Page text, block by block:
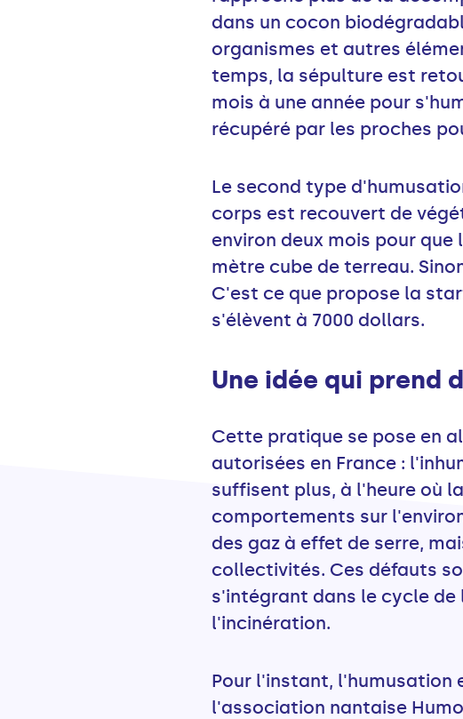
dans un cocon
organismes et autres
temps, la sépulture est
mois à une année pour
récupéré par les proches
Le second type
corps est recouvert de
environ deux mois pour
mètre cube de terreau.
C'est ce que propose la
s'élèvent à 7000 dollars.
Une idée qui prend
Cette pratique se pose en
autorisées en France :
suffisent plus, à l'heure où
comportements sur
des gaz à effet de serre,
collectivités. Ces défauts
s'intégrant dans le cycle de
l'incinération.
Pour l'instant, l'humusation
l'association nantaise